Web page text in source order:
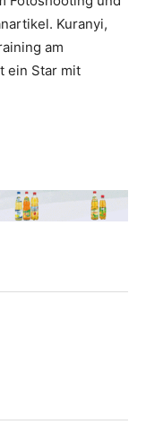
Kuranyi,
am
ein Star mit